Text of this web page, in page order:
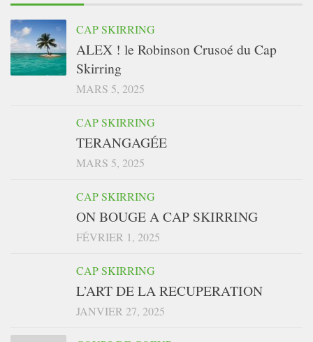
CAP SKIRRING
ALEX ! le Robinson Crusoé du Cap
Skirring
MARS 5, 2025
CAP SKIRRING
TERANGAGÉE
MARS 5, 2025
CAP SKIRRING
ON BOUGE A CAP SKIRRING
FÉVRIER 1, 2025
CAP SKIRRING
L’ART DE LA RECUPERATION
JANVIER 27, 2025